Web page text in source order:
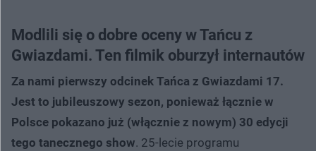
Modlili się o dobre oceny w Tańcu z
Gwiazdami. Ten filmik oburzył internautów
Za nami pierwszy odcinek Tańca z Gwiazdami 17.
Jest to jubileuszowy sezon, ponieważ łącznie w
Polsce pokazano już (włącznie z nowym) 30 edycji
tego tanecznego show. 25-lecie programu